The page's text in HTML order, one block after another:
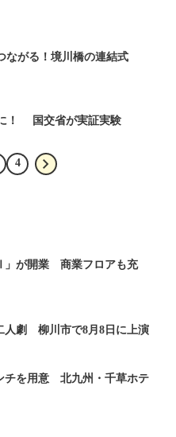
ながる！境川橋の連結式
！ 国交省が実証実験
4
」が開業 商業フロアも充
人劇 柳川市で8月8日に上演
チを用意 北九州・千草ホテ